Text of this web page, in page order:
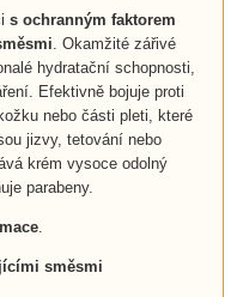
s ochranným faktorem
. Okamžité zářivé
hydratační schopnosti,
Efektivně bojuje proti
nebo části pleti, které
jizvy, tetování nebo
krém vysoce odolný
parabeny.
.
směsmi